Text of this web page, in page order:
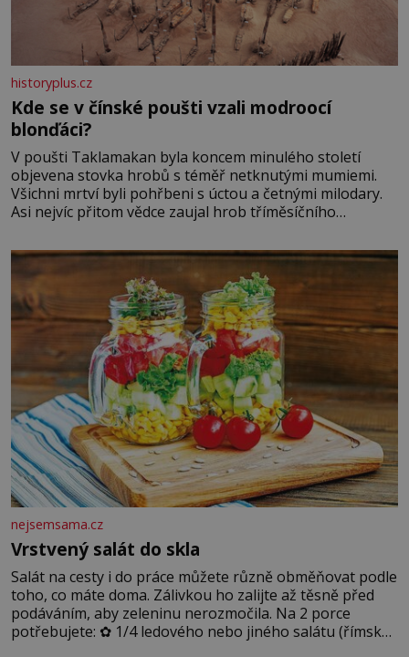
historyplus.cz
Kde se v čínské poušti vzali modroocí
blonďáci?
V poušti Taklamakan byla koncem minulého století
objevena stovka hrobů s téměř netknutými mumiemi.
Všichni mrtví byli pohřbeni s úctou a četnými milodary.
Asi nejvíc přitom vědce zaujal hrob tříměsíčního
blonďaté vlásky. Fakt, že jsou těla dávných lidí nesmírně
dobře zachovalá, přičítají odborníci zdejším klimatickým
podmínkám. Sucho, prosolené písky a extrémně
nejsemsama.cz
Vrstvený salát do skla
Salát na cesty i do práce můžete různě obměňovat podle
toho, co máte doma. Zálivkou ho zalijte až těsně před
podáváním, aby zeleninu nerozmočila. Na 2 porce
potřebujete: ✿ 1/4 ledového nebo jiného salátu (římský